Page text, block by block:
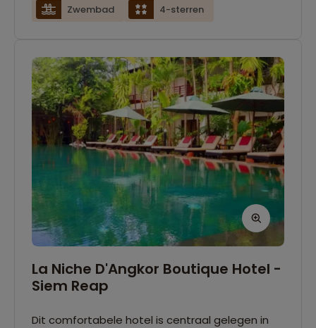
Zwembad
4-sterren
La Niche D'Angkor Boutique Hotel -
Siem Reap
Dit comfortabele hotel is centraal gelegen in